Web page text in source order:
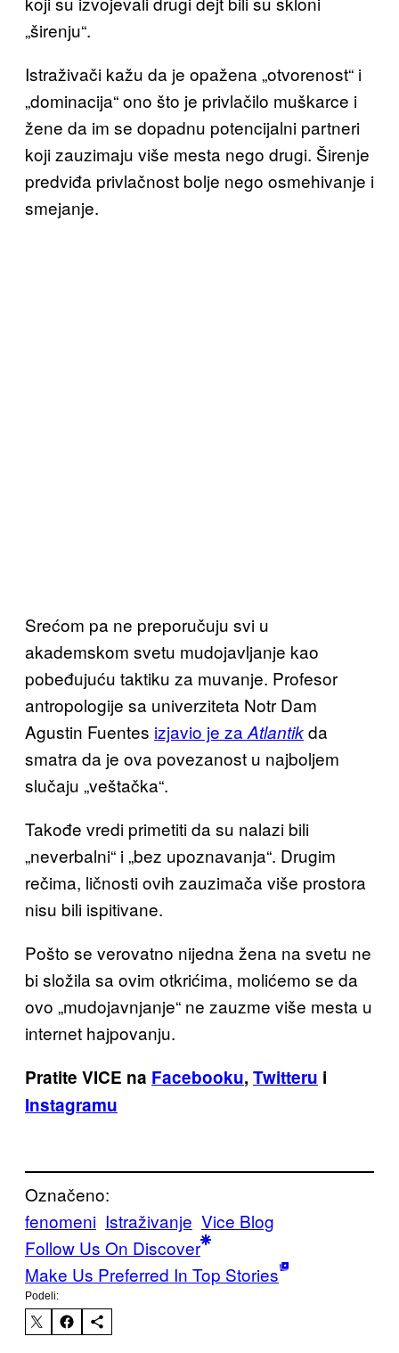
„širenju“.
Istraživači kažu da je opažena „otvorenost“ i
„dominacija“ ono što je privlačilo muškarce i
žene da im se dopadnu potencijalni partneri
koji zauzimaju više mesta nego drugi. Širenje
predviđa privlačnost bolje nego osmehivanje i
smejanje.
Srećom pa ne preporučuju svi u
akademskom svetu mudojavljanje kao
pobeđujuću taktiku za muvanje. Profesor
antropologije sa univerziteta Notr Dam
Agustin Fuentes izjavio je za Atlantikda
smatra da je ova povezanost u najboljem
slučaju „veštačka“.
Takođe vredi primetiti da su nalazi bili
„neverbalni“ i „bez upoznavanja“. Drugim
rečima, ličnosti ovih zauzimača više prostora
nisu bili ispitivane.
Pošto se verovatno nijedna žena na svetu ne
bi složila sa ovim otkrićima, molićemo se da
ovo „mudojavnjanje“ ne zauzme više mesta u
internet hajpovanju.
Pratite VICE na Facebooku, Twitteru i
Instagramu
Označeno:
fenomeni Istraživanje Vice Blog
Follow Us On Discover
Make Us Preferred In Top Stories
Podeli: